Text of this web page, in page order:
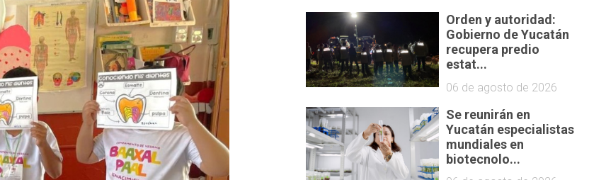
Orden y autoridad:
Gobierno de Yucatán
recupera predio
estat...
06 de agosto de 2026
Se reunirán en
Yucatán especialistas
mundiales en
biotecnolo...